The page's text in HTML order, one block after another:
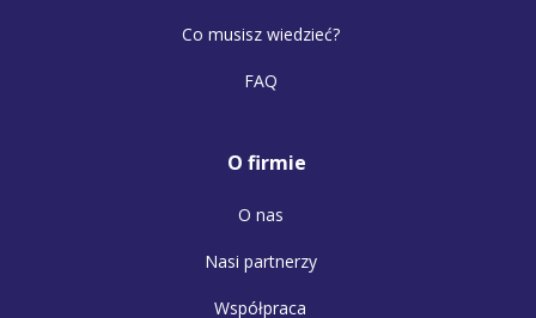
Co musisz wiedzieć?
FAQ
O firmie
O nas
Nasi partnerzy
Współpraca